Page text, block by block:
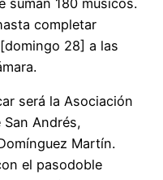
completar
28] a las
será la Asociación
Andrés,
Martín.
el pasodoble